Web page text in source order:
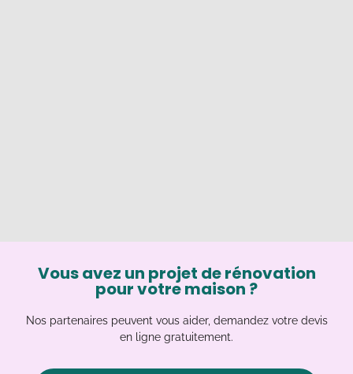
Vous avez un projet de rénovation
pour votre maison ?
Nos partenaires peuvent vous aider, demandez votre devis
en ligne gratuitement.